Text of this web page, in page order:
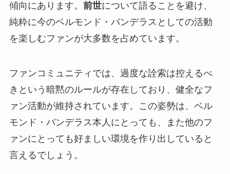
傾向にあります。 前世について語ることを避け、
純粋に今のベルモンド・バンデラスとしての活動
を楽しむファンが大多数を占めています。
ファンコミュニティでは、過度な詮索は控えるべ
きという暗黙のルールが存在しており、健全なフ
ァン活動が維持されています。この姿勢は、ベル
モンド・バンデラス本人にとっても、また他のフ
ァンにとっても好ましい環境を作り出していると
言えるでしょう。